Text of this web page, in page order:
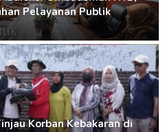
Pelayanan Publik
Korban Kebakaran di